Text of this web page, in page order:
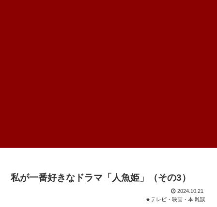
私が一番好きなドラマ「人魚姫」（その3）
2024.10.21
★テレビ・映画・本 雑談